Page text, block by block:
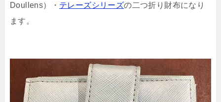
Doullens）・ テレーズシリーズの二つ折り財布になり
ます。